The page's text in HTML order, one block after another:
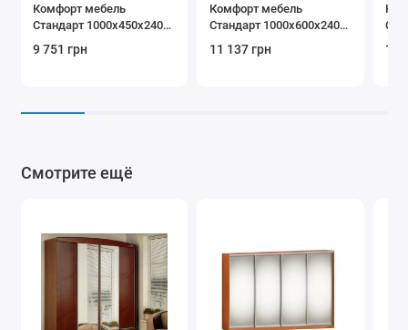
Комфорт мебель
Стандарт 1000х450х2400
9 751 грн
Комфорт мебель
Стандарт 1000х600х2400
11 137 грн 10
Смотрите ещё